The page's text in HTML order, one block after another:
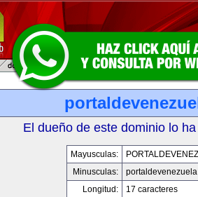
El dueño de este dominio lo
Mayusculas:
Minusculas:
Longitud:
17 caracteres